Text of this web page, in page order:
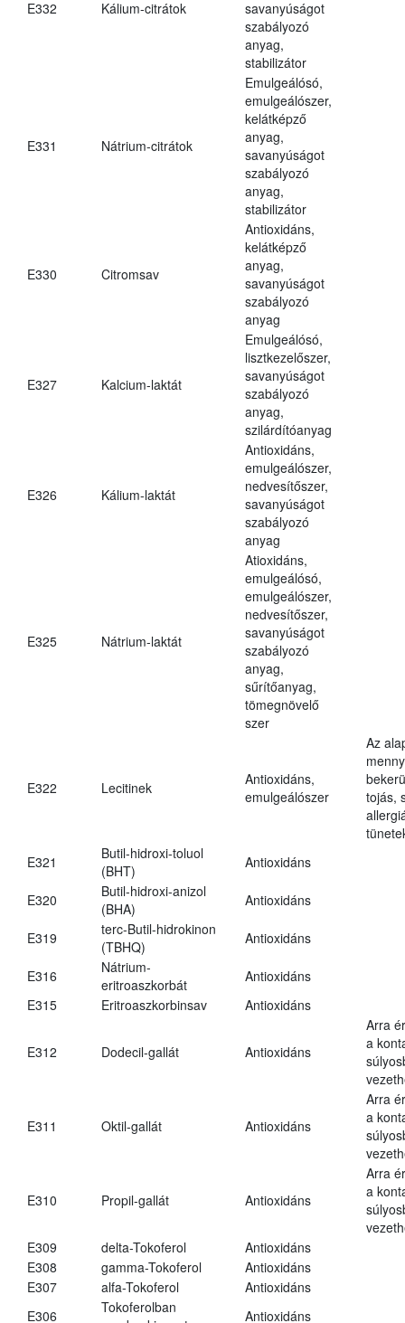
E332 Kálium-citrátok
savanyúságot
szabályozó
anyag,
stabilizátor
E331 Nátrium-citrátok
Emulgeálósó,
emulgeálószer,
kelátképző
anyag,
savanyúságot
szabályozó
anyag,
stabilizátor
E330 Citromsav
Antioxidáns,
kelátképző
anyag,
savanyúságot
szabályozó
anyag
E327 Kalcium-laktát
Emulgeálósó,
lisztkezelőszer,
savanyúságot
szabályozó
anyag,
szilárdítóanyag
E326 Kálium-laktát
Antioxidáns,
emulgeálószer,
nedvesítőszer,
savanyúságot
szabályozó
anyag
E325 Nátrium-laktát
Atioxidáns,
emulgeálósó,
emulgeálószer,
nedvesítőszer,
savanyúságot
szabályozó
anyag,
sűrítőanyag,
tömegnövelő
szer
E322 Lecitinek
Antioxidáns,
emulgeálószer
Az
tojás,
E321
Butil-hidroxi-toluol
(BHT)
Antioxidáns
E320
Butil-hidroxi-anizol
(BHA)
Antioxidáns
E319
terc-Butil-hidrokinon
(TBHQ)
Antioxidáns
E316
Nátrium-
eritroaszkorbát
Antioxidáns
E315
Eritroaszkorbinsav Antioxidáns
E312 Dodecil-gallát Antioxidáns
Arra
a
E311 Oktil-gallát Antioxidáns
Arra
a
E310 Propil-gallát Antioxidáns
Arra
a
E309
delta-Tokoferol
Antioxidáns
E308
gamma-Tokoferol
Antioxidáns
E307
alfa-Tokoferol
Antioxidáns
E306
Tokoferolban
Antioxidáns